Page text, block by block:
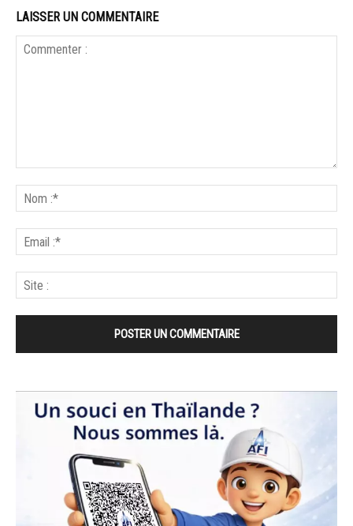
LAISSER UN COMMENTAIRE